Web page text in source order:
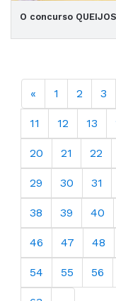
O concurso
« 1 2 3
11 12 13
20 21 22
29 30 31
38 39 40
46 47 48
54 55 56